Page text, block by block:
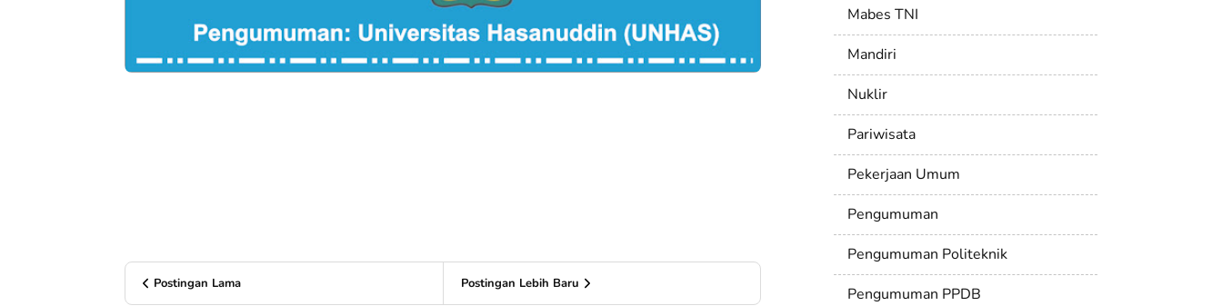
Postingan Lama Postingan Lebih Baru
Mabes TNI
Mandiri
Nuklir
Pariwisata
Pekerjaan Umum
Pengumuman
Pengumuman Politeknik
Pengumuman PPDB